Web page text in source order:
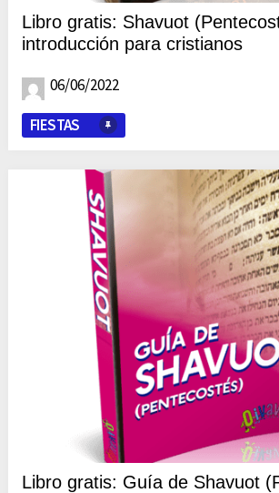
Libro gratis: Shavuot
introducción para cristianos
06/06/2022
FIESTAS
Libro gratis: Guía de Shavuot